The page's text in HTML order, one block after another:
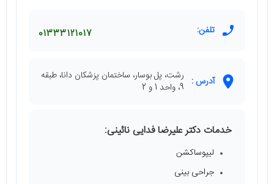
تلفن: 01333121017
آدرس : رشت، پل بوسار، ساختمان پزشکان دانا، طبقه
9، واحد 1 و 2
خدمات دکتر علیرضا فدایی نائینی:
لیپوساکشن
جراحی بینی